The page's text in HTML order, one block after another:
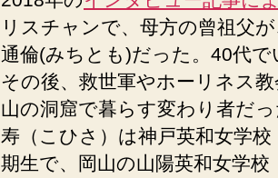
リスチャンで、母方の曾祖父
通倫(みちとも)だった。40代で
その後、救世軍やホーリネス
山の洞窟で暮らす変わり者だ
寿（こひさ）は神戸英和女学
期生で、岡山の山陽英和女学